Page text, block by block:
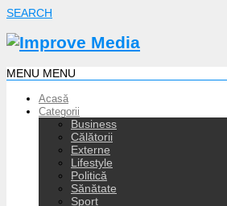
SEARCH
MENU MENU
Acasă
Categorii
Business
Călătorii
Externe
Lifestyle
Politică
Sănătate
Sport